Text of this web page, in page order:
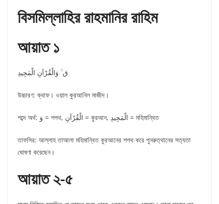
বিসমিল্লাহির রাহমানির রাহিম
আয়াত ১
ق ۚ وَالْقُرْآنِ الْمَجِيدِ
উচ্চারণ: ক্বাফ। ওয়াল কুরআনিল মাজীদ।
শব্দে অর্থ: وَ = শপথ, الْقُرْآنِ = কুরআন, الْمَجِيدِ = মহিমান্বিত
তাফসির: আল্লাহ তাআলা মহিমান্বিত কুরআনের শপথ করে পুনরুত্থানের সত্যতা
ঘোষণা করেছেন।
আয়াত ২-৫